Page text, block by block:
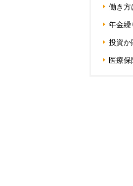
働き方
年金繰
投資か
医療保